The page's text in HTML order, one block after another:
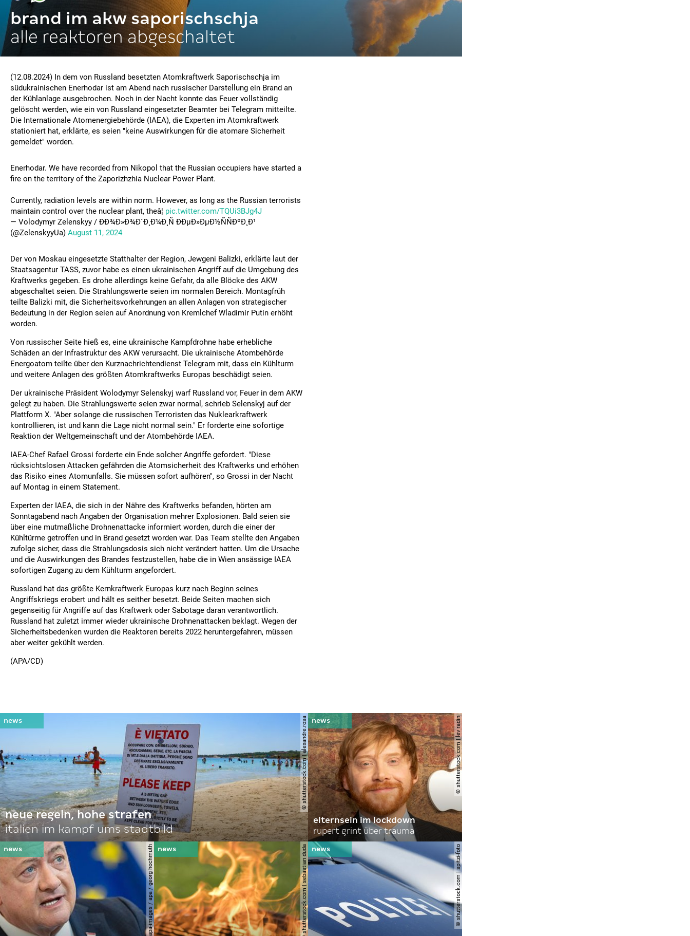
brand im akw saporischschja
alle reaktoren abgeschaltet
(12.08.2024) In dem von Russland besetzten Atomkraftwerk Saporischschja im
südukrainischen Enerhodar ist am Abend nach russischer Darstellung ein Brand an
der Kühlanlage ausgebrochen. Noch in der Nacht konnte das Feuer vollständig
gelöscht werden, wie ein von Russland eingesetzter Beamter bei Telegram mitteilte.
Die Internationale Atomenergiebehörde (IAEA), die Experten im Atomkraftwerk
stationiert hat, erklärte, es seien "keine Auswirkungen für die atomare Sicherheit
gemeldet" worden.
Enerhodar. We have recorded from Nikopol that the Russian occupiers have started a
fire on the territory of the Zaporizhzhia Nuclear Power Plant.
Currently, radiation levels are within norm. However, as long as the Russian terrorists
maintain control over the nuclear plant, theâ¦ pic.twitter.com/TQUi3BJg4J
— Volodymyr Zelenskyy / ÐÐ¾Ð»Ð¾Ð´Ð¸Ð¼Ð¸Ñ ÐÐµÐ»ÐµÐ½ÑÑÐºÐ¸Ð¹
(@ZelenskyyUa) August 11, 2024
Der von Moskau eingesetzte Statthalter der Region, Jewgeni Balizki, erklärte laut der
Staatsagentur TASS, zuvor habe es einen ukrainischen Angriff auf die Umgebung des
Kraftwerks gegeben. Es drohe allerdings keine Gefahr, da alle Blöcke des AKW
abgeschaltet seien. Die Strahlungswerte seien im normalen Bereich. Montagfrüh
teilte Balizki mit, die Sicherheitsvorkehrungen an allen Anlagen von strategischer
Bedeutung in der Region seien auf Anordnung von Kremlchef Wladimir Putin erhöht
worden.
Von russischer Seite hieß es, eine ukrainische Kampfdrohne habe erhebliche
Schäden an der Infrastruktur des AKW verursacht. Die ukrainische Atombehörde
Energoatom teilte über den Kurznachrichtendienst Telegram mit, dass ein Kühlturm
und weitere Anlagen des größten Atomkraftwerks Europas beschädigt seien.
Der ukrainische Präsident Wolodymyr Selenskyj warf Russland vor, Feuer in dem AKW
gelegt zu haben. Die Strahlungswerte seien zwar normal, schrieb Selenskyj auf der
Plattform X. "Aber solange die russischen Terroristen das Nuklearkraftwerk
kontrollieren, ist und kann die Lage nicht normal sein." Er forderte eine sofortige
Reaktion der Weltgemeinschaft und der Atombehörde IAEA.
IAEA-Chef Rafael Grossi forderte ein Ende solcher Angriffe gefordert. "Diese
rücksichtslosen Attacken gefährden die Atomsicherheit des Kraftwerks und erhöhen
das Risiko eines Atomunfalls. Sie müssen sofort aufhören", so Grossi in der Nacht
auf Montag in einem Statement.
Experten der IAEA, die sich in der Nähre des Kraftwerks befanden, hörten am
Sonntagabend nach Angaben der Organisation mehrer Explosionen. Bald seien sie
über eine mutmaßliche Drohnenattacke informiert worden, durch die einer der
Kühltürme getroffen und in Brand gesetzt worden war. Das Team stellte den Angaben
zufolge sicher, dass die Strahlungsdosis sich nicht verändert hatten. Um die Ursache
und die Auswirkungen des Brandes festzustellen, habe die in Wien ansässige IAEA
sofortigen Zugang zu dem Kühlturm angefordert.
Russland hat das größte Kernkraftwerk Europas kurz nach Beginn seines
Angriffskriegs erobert und hält es seither besetzt. Beide Seiten machen sich
gegenseitig für Angriffe auf das Kraftwerk oder Sabotage daran verantwortlich.
Russland hat zuletzt immer wieder ukrainische Drohnenattacken beklagt. Wegen der
Sicherheitsbedenken wurden die Reaktoren bereits 2022 heruntergefahren, müssen
aber weiter gekühlt werden.
(APA/CD)
© shutterstock.com | alexandre.rosa
neue regeln, hohe strafen
italien im kampf ums stadtbild
© shutterstock.com | lev radin
elternsein im lockdown
rupert grint über trauma
© apa-images / apa / georg hochmuth © shutterstock.com | sebastian duda © shutterstock.com | spitzi-foto